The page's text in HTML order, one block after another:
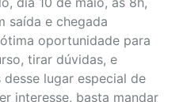
saída e chegada
oportunidade para
tirar dúvidas, e
lugar especial de
interesse, basta mandar